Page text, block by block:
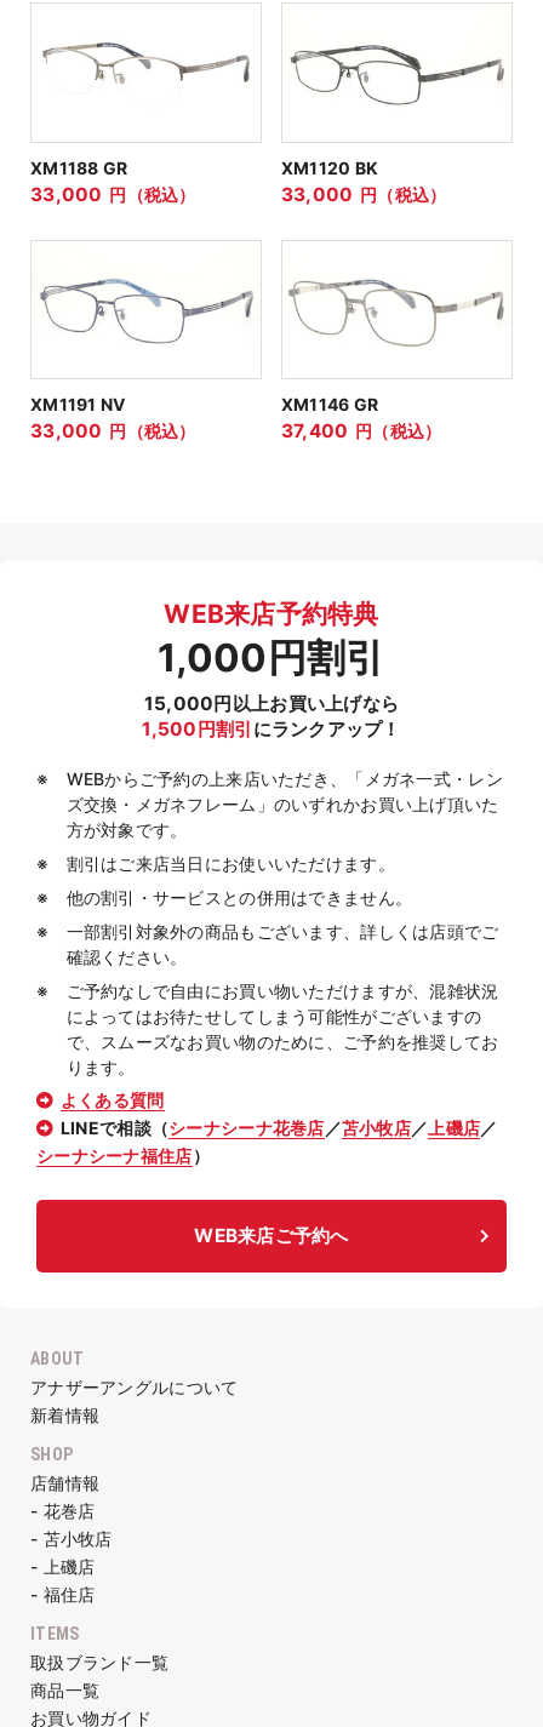
XM1188 GR
33,000 円（税込）
XM1120 BK
33,000 円（税込）
XM1191 NV
33,000 円（税込）
XM1146 GR
37,400 円（税込）
WEB来店予約特典
1,000円割引
15,000円以上お買い上げなら
1,500円割引 にランクアップ！
WEBからご予約の上来店いただき、「メガネ一式・レン
ズ交換・メガネフレーム」のいずれかお買い上げ頂いた
方が対象です。
割引はご来店当日にお使いいただけます。
他の割引・サービスとの併用はできません。
一部割引対象外の商品もございます、詳しくは店頭でご
確認ください。
ご予約なしで自由にお買い物いただけますが、混雑状況
によってはお待たせしてしまう可能性がございますの
で、スムーズなお買い物のために、ご予約を推奨してお
ります。
よくある質問
LINEで相談（シーナシーナ花巻店 ／苫小牧店／ 上磯店／
シーナシーナ福住店）
WEB来店ご予約へ
ABOUT
アナザーアングルについて
新着情報
SHOP
店舗情報
- 花巻店
- 苫小牧店
- 上磯店
- 福住店
ITEMS
取扱ブランド一覧
商品一覧
お買い物ガイド